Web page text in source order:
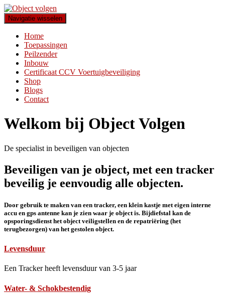
Navigatie wisselen
Home
Toepassingen
Peilzender
Inbouw
Certificaat CCV Voertuigbeveiliging
Shop
Blogs
Contact
Welkom bij Object Volgen
De specialist in beveiligen van objecten
Beveiligen van je object, met een tracker
beveilig je eenvoudig alle objecten.
Door gebruik te maken van een tracker, een klein kastje met eigen interne
accu en gps antenne kan je zien waar je object is. Bijdiefstal kan de
opsporingsdienst het object veiligstellen en de repatriëring (het
terugbezorgen) van het gestolen object.
Levensduur
Een Tracker heeft levensduur van 3-5 jaar
Water- & Schokbestendig